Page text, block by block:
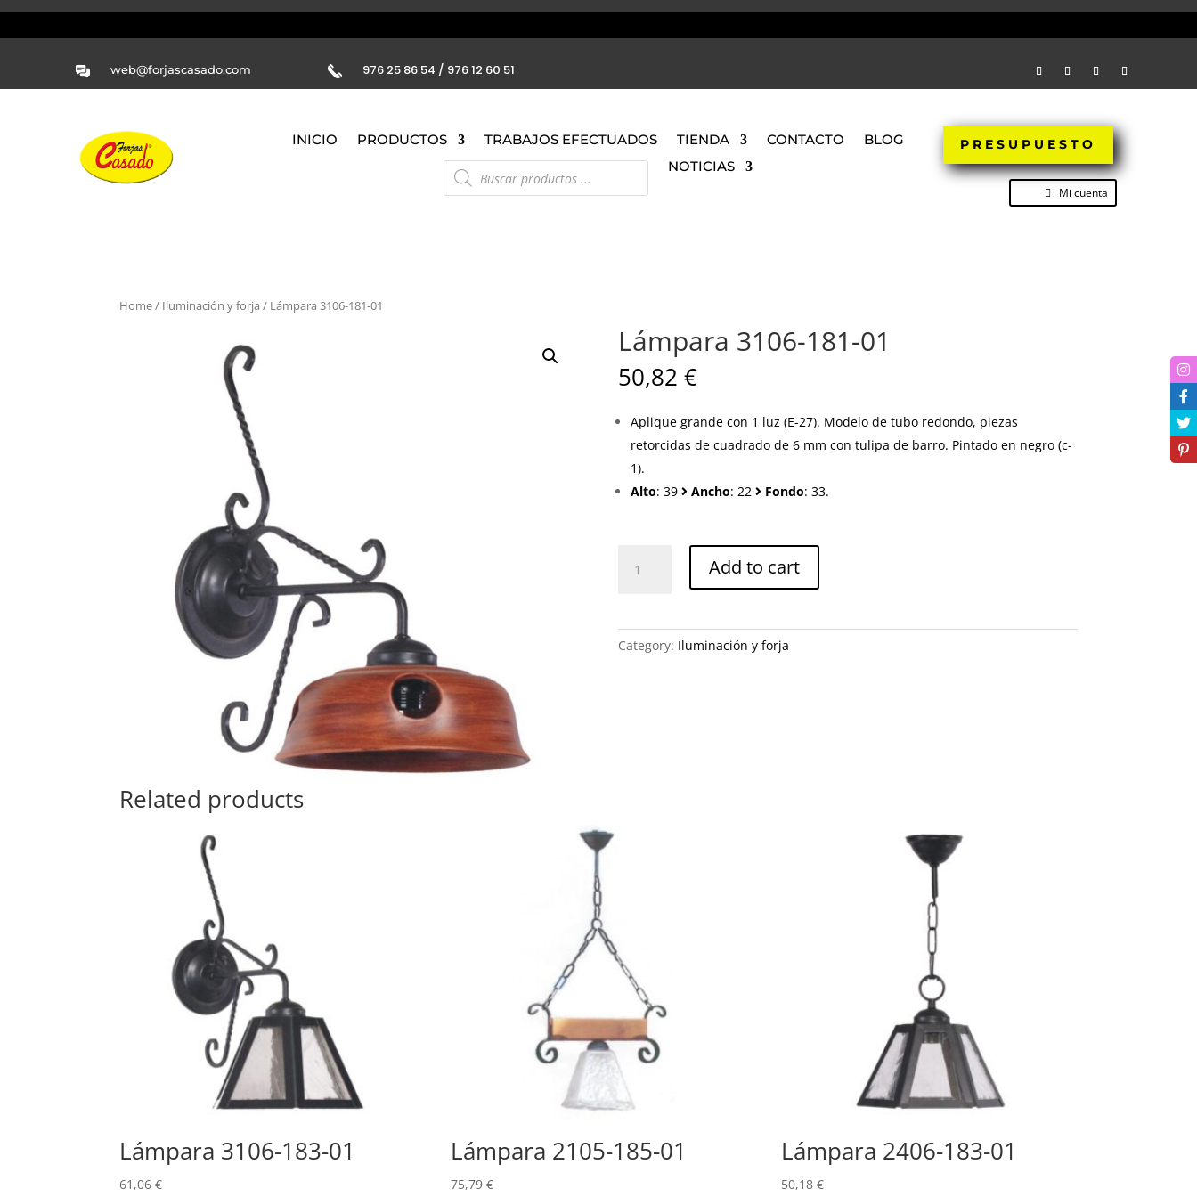
web@forjascasado.com 976 25 86 54 / 976 12 60 51
INICIO PRODUCTOS TRABAJOS EFECTUADOS TIENDA CONTACTO
BLOG
Búsqueda
de
productos
NOTICIAS
PRESUPUESTO
Mi cuenta
Home/ Iluminación y forja / Lámpara 3106-181-01
Lámpara 3106-181-01
50,82 €
Aplique grande con 1 luz (E-27). Modelo de tubo redondo, piezas
retorcidas de cuadrado de 6 mm con tulipa de barro. Pintado en negro (c-
1).
Alto: 39 Ancho: 22 Fondo: 33.
3106-
Add to cart
Category: Iluminación y forja
Related products
Lámpara 3106-183-01
61,06€
Lámpara 2105-185-01
75,79 €
Lámpara 2406-183-01
50,18€